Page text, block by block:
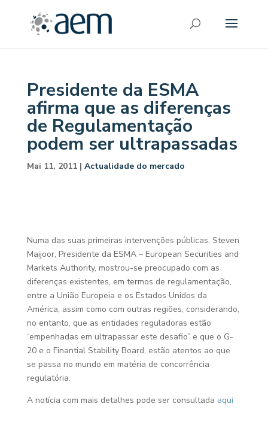
Presidente da ESMA
afirma que as diferenças
de Regulamentação
podem ser ultrapassadas
Mai 11, 2011| Actualidade do mercado
Numa das suas primeiras intervenções públicas, Steven
Maijoor, Presidente da ESMA – European Securities and
Markets Authority, mostrou-se preocupado com as
diferenças existentes, em termos de regulamentação,
entre a União Europeia e os Estados Unidos da
América, assim como com outras regiões, considerando,
no entanto, que as entidades reguladoras estão
“empenhadas em ultrapassar este desafio” e que o G-
20 e o Finantial Stability Board, estão atentos ao que
se passa no mundo em matéria de concorrência
regulatória.
A notícia com mais detalhes pode ser consultada aqui